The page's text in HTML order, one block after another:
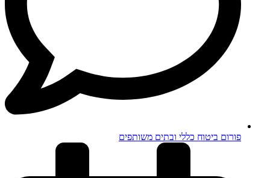
פורום ביטוח כללי ובתים משותפים